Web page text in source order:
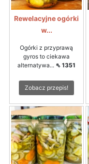
Rewelacyjne ogórki
w...
Ogórki z przyprawą
gyros to ciekawa
alternatywa... ⇖ 1351
Zobacz przepis!